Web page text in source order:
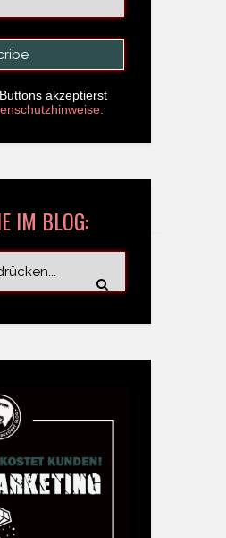
akzeptierst
IM BLOG: